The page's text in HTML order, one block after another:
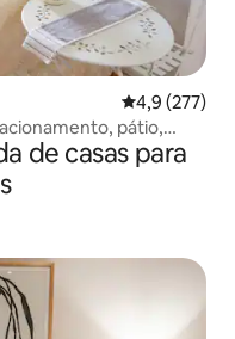
4,9 de uma
4,9 (277)
pátio,
de casas para